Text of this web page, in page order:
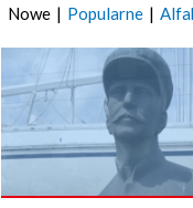
Nowe | Popularne |